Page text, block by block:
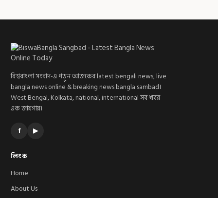
বিশ্ববাংলা সংবাদ-এ পড়ুন আজকের latest bengali news, live
bangla news online & breaking news bangla sambad।
West Bengal, Kolkata, national, international সব খবর
এক জায়গায়।
f ▶
লিংক
Home
About Us